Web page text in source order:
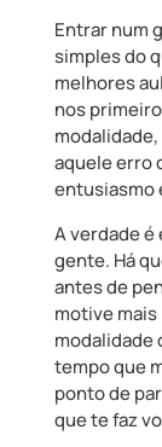
Entrar num
simples do
melhores
nos
aquele erro
entusiasmo
A verdade é
gente. Há
antes de
motive mais
modalidade
tempo que
ponto de
que te faz